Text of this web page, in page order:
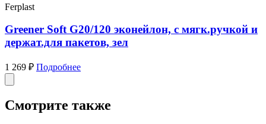
Ferplast
Greener Soft G20/120 эконейлон, с мягк.ручкой и
держат.для пакетов, зел
1 269 ₽ Подробнее
Смотрите также